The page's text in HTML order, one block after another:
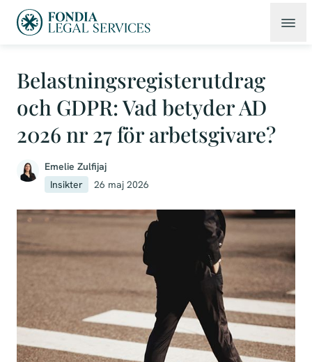
Belastningsregisterutdrag
och GDPR: Vad betyder AD
2026 nr 27 för arbetsgivare?
Emelie Zulfijaj
Insikter
26 maj 2026